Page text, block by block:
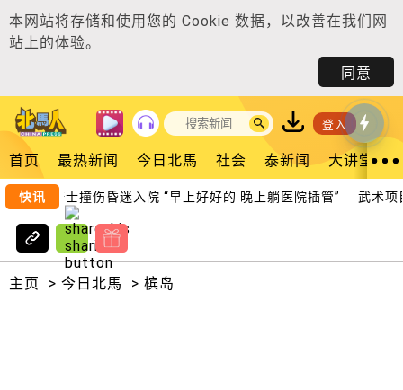
本网站将存储和使用您的 Cookie 数据，以改善在我们网
站上的体验。
同意
登入
首页 最热新闻 今日北馬 社会 泰新闻 大讲堂
快讯
摩哆骑士撞伤昏迷入院 “早上好好的 晚上躺医院插管” 武术项
主页 > 今日北馬 > 槟岛